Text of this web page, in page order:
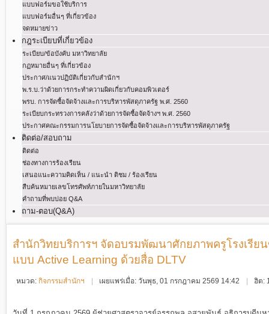
แบบฟอร์มขอใช้บริการ
แบบฟอร์มอื่นๆ ที่เกี่ยวข้อง
จดหมายข่าว
กฎระเบียบที่เกี่ยวข้อง
ระเบียบ/ข้อบังคับ มหาวิทยาลัย
กฏหมายอื่นๆ ที่เกี่ยวข้อง
ประกาศ/แนวปฏิบัติเกี่ยวกับสำนักฯ
พ.ร.บ.ว่าด้วยการกระทําความผิดเกี่ยวกับคอมพิวเตอร์
พรบ. การจัดซื้อจัดจ้างและการบริหารพัสดุภาครัฐ พ.ศ. 2560
ระเบียบกระทรวงการคลังว่าด้วยการจัดซื้อจัดจ้างฯ พ.ศ. 2560
ประกาศคณะกรรมการนโยบายการจัดซื้อจัดจ้างและการบริหารพัสดุภาครัฐ
ติดต่อ/สอบถาม
ติดต่อ
ช่องทางการร้องเรียน
เสนอแนะความคิดเห็น / แนะนำ ติชม / ร้องเรียน
สืบค้นหมายเลขโทรศัพท์ภายในมหาวิทยาลัย
คำถามที่พบบ่อย Q&A
ถาม-ตอบ(Q&A)
สำนักวิทยบริการฯ จัดอบรมพัฒนาศักยภาพครูโรงเรียน
แบบ Active Learning ด้วยสื่อ DLTV
หมวด: กิจกรรมสำนักฯ เผยแพร่เมื่อ: วันพุธ, 01 กรกฎาคม 2569 14:42 ฮิต: